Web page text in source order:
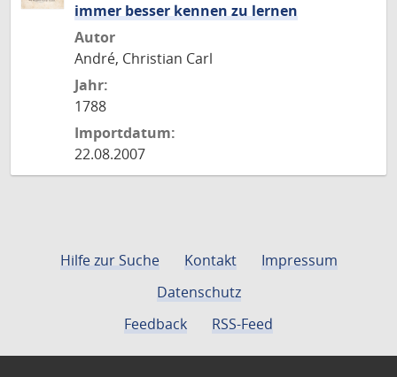
immer besser kennen zu lernen
Autor
André, Christian Carl
Jahr:
1788
Importdatum:
22.08.2007
Hilfe zur Suche Kontakt
Impressum
Datenschutz
Feedback
RSS-Feed